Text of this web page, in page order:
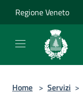
Regione Veneto
Home > Servizi >